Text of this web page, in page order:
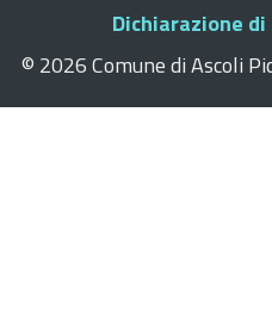
Dichiarazione
© 2026 Comune di Ascoli